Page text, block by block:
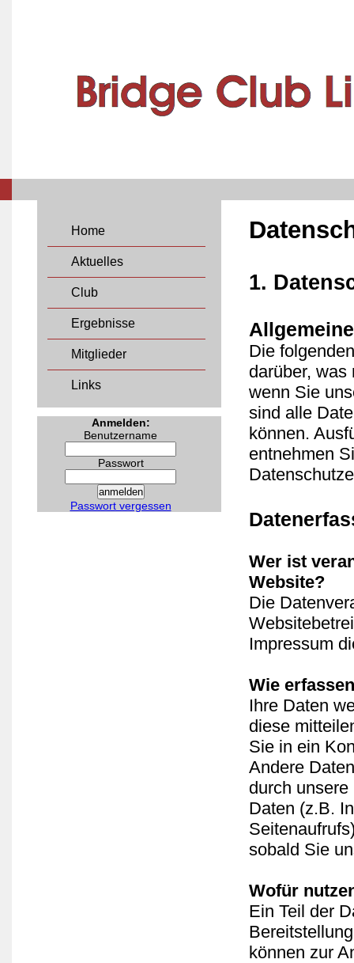
Home
Aktuelles
Club
Ergebnisse
Mitglieder
Links
Anmelden:
Benutzername
Passwort
Passwort vergessen
1.
Die
darüber, was
wenn Sie
sind alle
können.
entnehmen
Wer ist
Website?
Die
Impressum
Wie
Ihre Daten
diese
Sie in ein
Andere
durch
Daten (z.B.
sobald Sie
Wofür
Ein Teil der
können zur